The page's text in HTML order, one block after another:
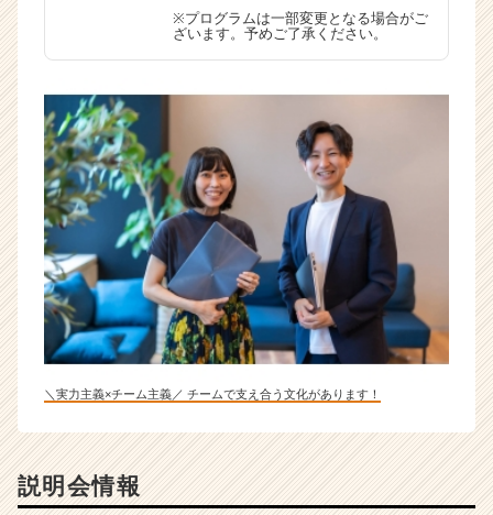
※プログラムは一部変更となる場合がご
ざいます。予めご了承ください。
＼実力主義×チーム主義／ チームで支え合う文化があります！
説明会情報